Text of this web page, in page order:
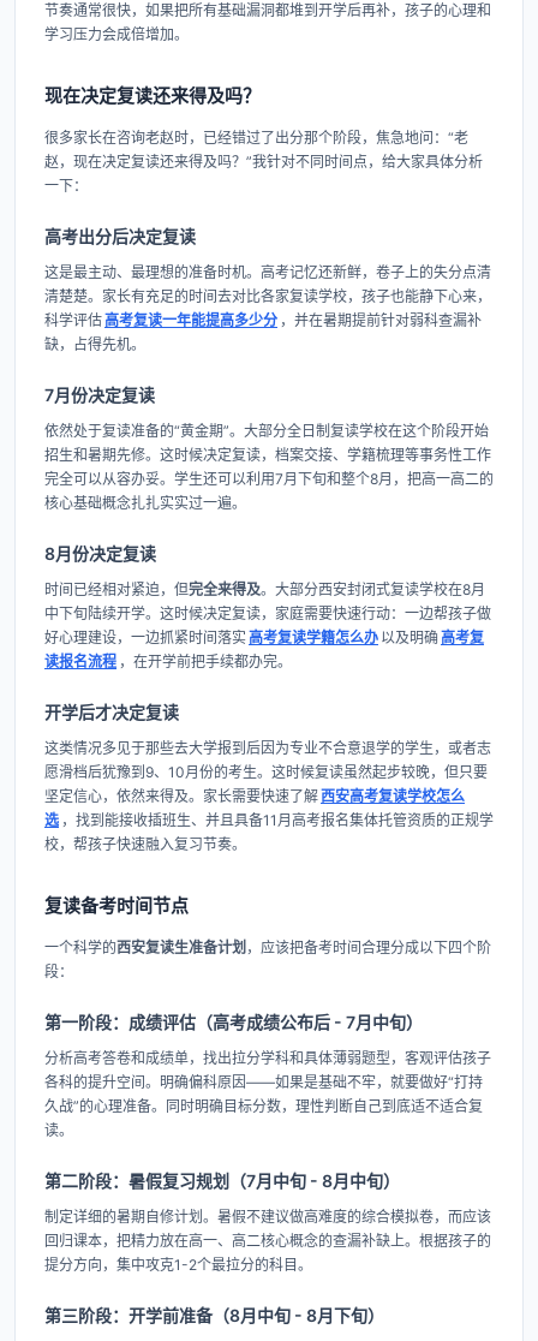
节奏通常很快，如果把所有基础漏洞都堆到开学后再补，孩子的心理和
学习压力会成倍增加。
现在决定复读还来得及吗？
很多家长在咨询老赵时，已经错过了出分那个阶段，焦急地问：“老
赵，现在决定复读还来得及吗？”我针对不同时间点，给大家具体分析
一下：
高考出分后决定复读
这是最主动、最理想的准备时机。高考记忆还新鲜，卷子上的失分点清
清楚楚。家长有充足的时间去对比各家复读学校，孩子也能静下心来，
科学评估高考复读一年能提高多少分 ，并在暑期提前针对弱科查漏补
缺，占得先机。
7月份决定复读
依然处于复读准备的“黄金期”。大部分全日制复读学校在这个阶段开始
招生和暑期先修。这时候决定复读，档案交接、学籍梳理等事务性工作
完全可以从容办妥。学生还可以利用7月下旬和整个8月，把高一高二的
核心基础概念扎扎实实过一遍。
8月份决定复读
时间已经相对紧迫，但完全来得及。大部分西安封闭式复读学校在8月
中下旬陆续开学。这时候决定复读，家庭需要快速行动：一边帮孩子做
好心理建设，一边抓紧时间落实高考复读学籍怎么办 以及明确 高考复
读报名流程 ，在开学前把手续都办完。
开学后才决定复读
这类情况多见于那些去大学报到后因为专业不合意退学的学生，或者志
愿滑档后犹豫到9、10月份的考生。这时候复读虽然起步较晚，但只要
坚定信心，依然来得及。家长需要快速了解西安高考复读学校怎么
选 ，找到能接收插班生、并且具备11月高考报名集体托管资质的正规学
校，帮孩子快速融入复习节奏。
复读备考时间节点
一个科学的西安复读生准备计划 ，应该把备考时间合理分成以下四个阶
段：
第一阶段：成绩评估（高考成绩公布后 - 7月中旬）
分析高考答卷和成绩单，找出拉分学科和具体薄弱题型，客观评估孩子
各科的提升空间。明确偏科原因——如果是基础不牢，就要做好“打持
久战”的心理准备。同时明确目标分数，理性判断自己到底适不适合复
读。
第二阶段：暑假复习规划（7月中旬 - 8月中旬）
制定详细的暑期自修计划。暑假不建议做高难度的综合模拟卷，而应该
回归课本，把精力放在高一、高二核心概念的查漏补缺上。根据孩子的
提分方向，集中攻克1-2个最拉分的科目。
第三阶段：开学前准备（8月中旬 - 8月下旬）